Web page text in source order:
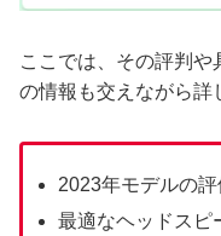
ここでは、その評判
の情報も交えながら詳
2023年モデルの
最適なヘッドスピ